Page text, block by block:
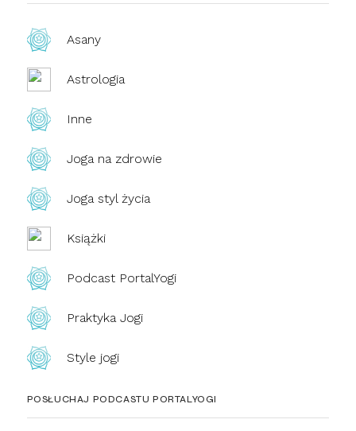
Asany
Astrologia
Inne
Joga na zdrowie
Joga styl życia
Książki
Podcast PortalYogi
Praktyka Jogi
Style jogi
POSŁUCHAJ PODCASTU PORTALYOGI